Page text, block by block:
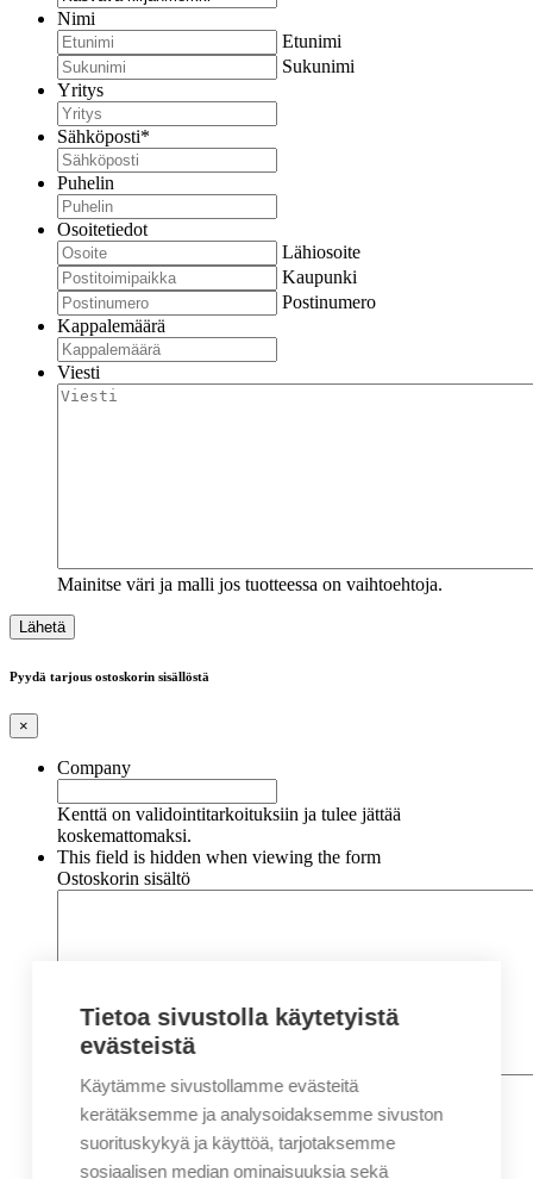
Nimi
Etunimi
Sukunimi
Yritys
Sähköposti*
Puhelin
Osoitetiedot
Lähiosoite
Kaupunki
Postinumero
Kappalemäärä
Viesti
Mainitse väri ja malli jos tuotteessa on vaihtoehtoja.
Pyydä tarjous ostoskorin sisällöstä
×
Company
Kenttä on validointitarkoituksiin ja tulee jättää
koskemattomaksi.
This field is hidden when viewing the form
Ostoskorin sisältö
Nimi*
Etunimi
Sukunimi
Tietoa sivustolla käytetyistä
evästeistä
Käytämme sivustollamme evästeitä
kerätäksemme ja analysoidaksemme sivuston
suorituskykyä ja käyttöä, tarjotaksemme
sosiaalisen median ominaisuuksia sekä